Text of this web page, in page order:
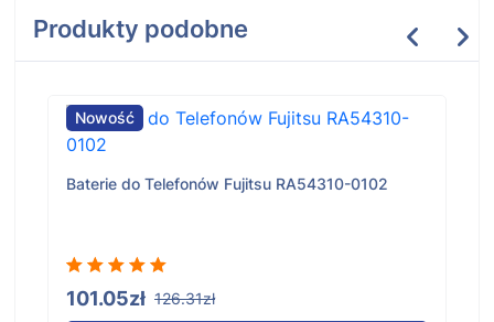
Produkty podobne
Nowość
Baterie do Telefonów Fujitsu RA54310-0102
101.05zł 126.31zł